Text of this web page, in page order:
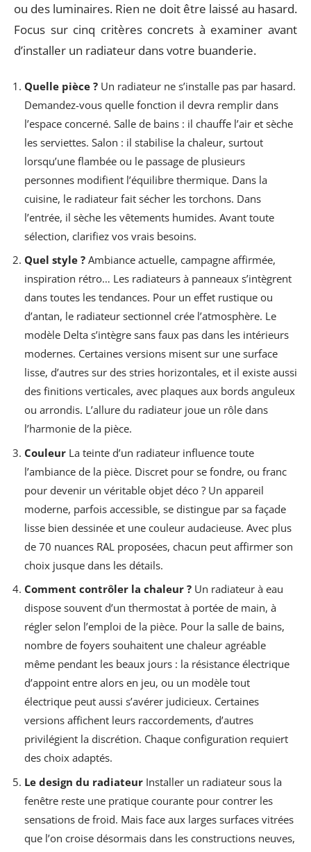
ou des luminaires. Rien ne doit être laissé au hasard.
Focus sur cinq critères concrets à examiner avant
d’installer un radiateur dans votre buanderie.
Quelle pièce ? Un radiateur ne s’installe pas par hasard.
Demandez-vous quelle fonction il devra remplir dans
l’espace concerné. Salle de bains : il chauffe l’air et sèche
les serviettes. Salon : il stabilise la chaleur, surtout
lorsqu’une flambée ou le passage de plusieurs
personnes modifient l’équilibre thermique. Dans la
cuisine, le radiateur fait sécher les torchons. Dans
l’entrée, il sèche les vêtements humides. Avant toute
sélection, clarifiez vos vrais besoins.
Quel style ? Ambiance actuelle, campagne affirmée,
inspiration rétro… Les radiateurs à panneaux s’intègrent
dans toutes les tendances. Pour un effet rustique ou
d’antan, le radiateur sectionnel crée l’atmosphère. Le
modèle Delta s’intègre sans faux pas dans les intérieurs
modernes. Certaines versions misent sur une surface
lisse, d’autres sur des stries horizontales, et il existe aussi
des finitions verticales, avec plaques aux bords anguleux
ou arrondis. L’allure du radiateur joue un rôle dans
l’harmonie de la pièce.
Couleur La teinte d’un radiateur influence toute
l’ambiance de la pièce. Discret pour se fondre, ou franc
pour devenir un véritable objet déco ? Un appareil
moderne, parfois accessible, se distingue par sa façade
lisse bien dessinée et une couleur audacieuse. Avec plus
de 70 nuances RAL proposées, chacun peut affirmer son
choix jusque dans les détails.
Comment contrôler la chaleur ? Un radiateur à eau
dispose souvent d’un thermostat à portée de main, à
régler selon l’emploi de la pièce. Pour la salle de bains,
nombre de foyers souhaitent une chaleur agréable
même pendant les beaux jours : la résistance électrique
d’appoint entre alors en jeu, ou un modèle tout
électrique peut aussi s’avérer judicieux. Certaines
versions affichent leurs raccordements, d’autres
privilégient la discrétion. Chaque configuration requiert
des choix adaptés.
Le design du radiateur Installer un radiateur sous la
fenêtre reste une pratique courante pour contrer les
sensations de froid. Mais face aux larges surfaces vitrées
que l’on croise désormais dans les constructions neuves,